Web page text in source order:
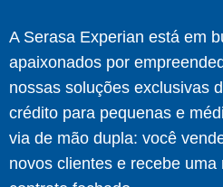
A Serasa Experian está em
apaixonados por
nossas soluções exclusivas
crédito para pequenas e
via de mão dupla: você
novos clientes e recebe